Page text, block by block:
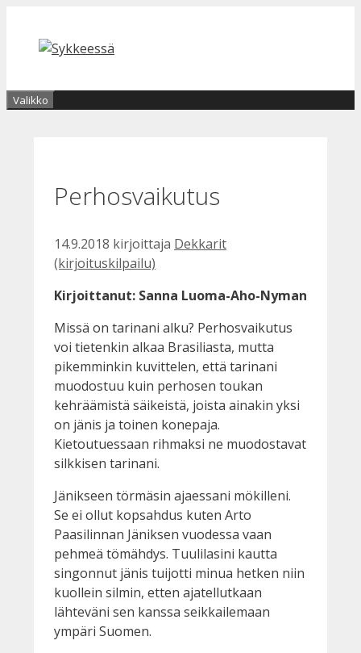
sisältöön
Valikko
Perhosvaikutus
14.9.2018 kirjoittaja Dekkarit
(kirjoituskilpailu)
Kirjoittanut: Sanna Luoma-Aho-Nyman
Missä on tarinani alku? Perhosvaikutus
voi tietenkin alkaa Brasiliasta, mutta
pikemminkin kuvittelen, että tarinani
muodostuu kuin perhosen toukan
kehräämistä säikeistä, joista ainakin yksi
on jänis ja toinen konepaja.
Kietoutuessaan rihmaksi ne muodostavat
silkkisen tarinani.
Jänikseen törmäsin ajaessani mökilleni.
Se ei ollut kopsahdus kuten Arto
Paasilinnan Jäniksen vuodessa vaan
pehmeä tömähdys. Tuulilasini kautta
singonnut jänis tuijotti minua hetken niin
kuollein silmin, etten ajatellutkaan
lähteväni sen kanssa seikkailemaan
ympäri Suomen.